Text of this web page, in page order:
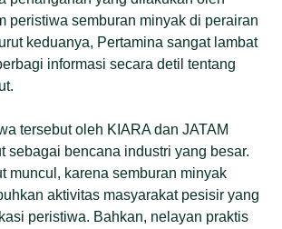
peristiwa semburan minyak di perairan
keduanya, Pertamina sangat lambat
informasi secara detil tentang
tersebut oleh KIARA dan JATAM
sebagai bencana industri yang besar.
muncul, karena semburan minyak
aktivitas masyarakat pesisir yang
peristiwa. Bahkan, nelayan praktis